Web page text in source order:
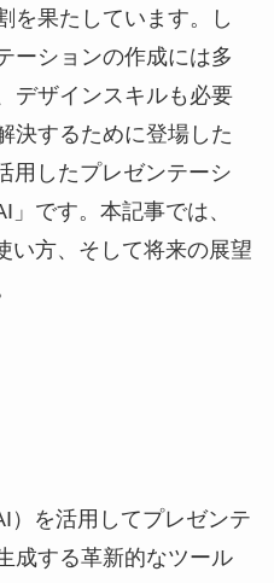
を果たしています。し
ーションの作成には多
デザインスキルも必要
決するために登場した
用したプレゼンテーシ
」です。本記事では、
い方、そして将来の展望
）を活用してプレゼンテ
成する革新的なツール